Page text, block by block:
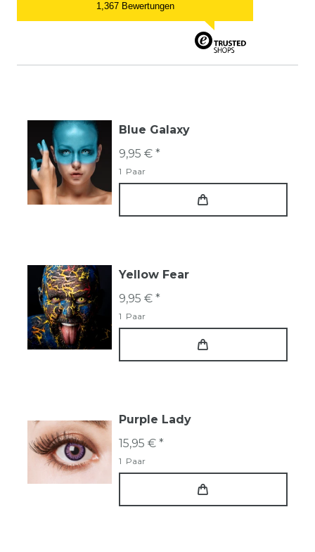
1,367 Bewertungen
Blue Galaxy
9,95 € *
1 Paar
Yellow Fear
9,95 € *
1 Paar
Purple Lady
15,95 € *
1 Paar